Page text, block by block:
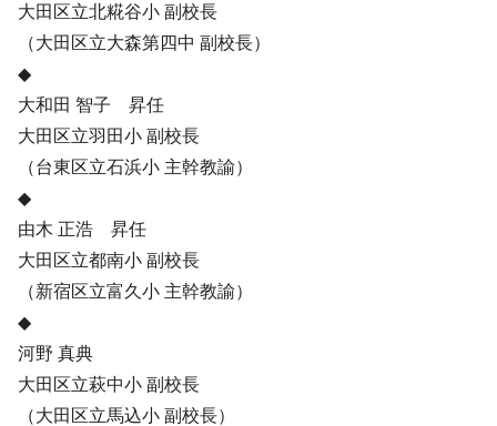
大田区立北糀谷小 副校長
（大田区立大森第四中 副校長）
◆
大和田 智子 昇任
大田区立羽田小 副校長
（台東区立石浜小 主幹教諭）
◆
由木 正浩 昇任
大田区立都南小 副校長
（新宿区立富久小 主幹教諭）
◆
河野 真典
大田区立萩中小 副校長
（大田区立馬込小 副校長）